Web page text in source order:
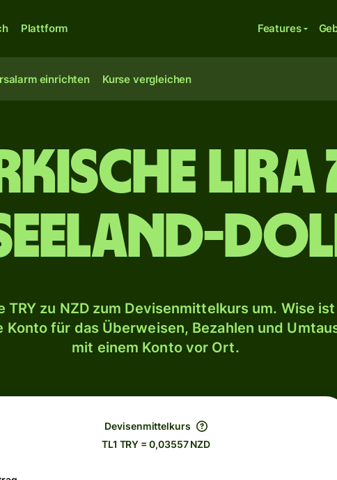
Plattform Features
einrichten Kurse vergleichen
Lira
TRY zu NZD zum Devisenmittelkurs um. Wise
Konto für das Überweisen, Bezahlen und
mit einem Konto vor Ort.
Devisenmittelkurs
TL1 TRY = 0,03557 NZD